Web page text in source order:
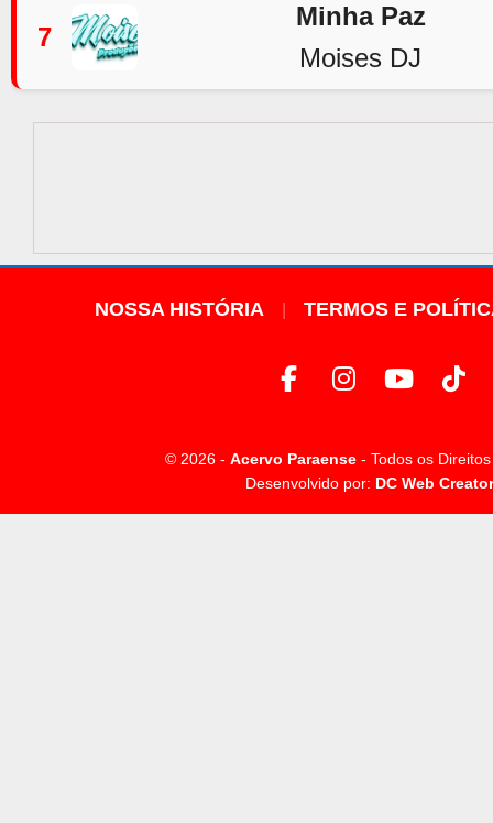
7
Minha Paz
Moises DJ
NOSSA HISTÓRIA TERMOS E
© 2026 - Acervo Paraense - Todos os
Desenvolvido por: DC Web